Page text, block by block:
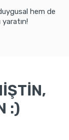
hem de
:)